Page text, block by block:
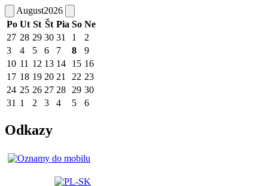
August2026
Po Ut St Št Pia So Ne
27 28 29 30 31 1
2
3
4 5 6 7 8
9
10 11 12 13 14 15 16
17 18 19 20 21 22 23
24 25 26 27 28 29 30
31 1 2 3 4 5 6
Odkazy